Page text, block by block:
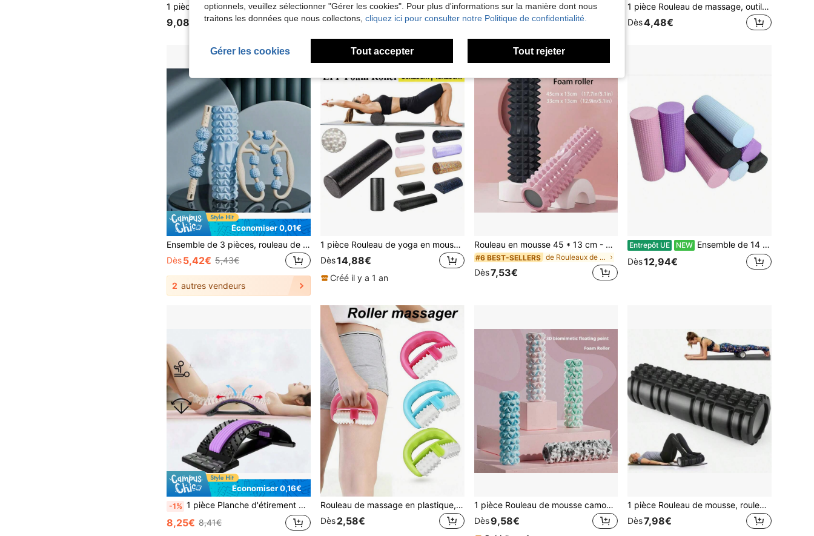
1 pièce Rouleau de mousse de yoga, rouleau de massage de yoga, rouleau de mousse polyvalent pour la relaxation musculaire et l'amincissement des jambes pour les débutants, rouleau de mousse unicolore en plusieurs couleurs, convenant aux débutants, unisexe, gym, rouleau de relaxation, cylindrique, rouleau de Pilates texturé hexagonal pour le yoga et le Pilates
9,08€
-4% 1 pièce Rouleau de mousse unicolore, bâton de massage de yoga, rouleau de mousse rond, étirement des jambes, entraînement à l'équilibre, matériau EVA, mousse dense et douce, demi-rouleau de camouflage, barre d'équilibre, design à points de diamant, rouleau de mousse de fitness, bâton de Pilates, bâton de yoga unicolore pour la relaxation musculaire
Dès9,11€ 9,52€
-3% 1 pièce Nouveau rouleau de yoga manuel, rouleau amincissant pour les jambes, masseur pour les pieds et le cou, bâton de massage flexible universel à 3 rangées, rouleau de yoga à pointes, rouleau d'entraînement musculaire et de relaxation, axe de rouleau
6,27€ 6,47€
1 pièce Rouleau de massage, outil de relaxation musculaire, bâton de massage pour amincir les jambes, 4 roues, étirement de yoga
Dès4,48€
Économiser 0,01€
Ensemble de 3 pièces, rouleau de mousse EVA et balle de massage à main - kit de relaxation musculaire pour le yoga, conception creuse, ensemble de rouleaux de fitness, colonne de yoga en mousse, rouleau de fitness, rouleau de yoga, équipement de massage, rouleau de massage de fitness, rouleau EVA creux à picots, rouleau de mousse de fitness, équipement de fascia pour l'amincissement des jambes au yoga, équipement de perte de poids
Dès5,42€ 5,43€
2 autres vendeurs
1 pièce Rouleau de yoga en mousse unicolore de 30/45 cm, équipement de fitness portable pour la maison pour l'exercice du corps, le massage et la relaxation des muscles des jambes/bras/dos, outil d'entraînement de gym
Dès14,88€
Créé il y a 1 an
Rouleau en mousse 45 * 13 cm - Rouleau de massage en profondeur des tissus musculaires et appareil d'étirement, libération des points de déclenchement de l'intensité et du fascia
#6 BEST-SELLERS de Rouleaux de yoga
Dès7,53€
Entrepôt UE NEW Ensemble de 14 pièces Pilates Circle Fitness, ceinture d'étirement, anneau d'étirement, tireur, yoga, exercice, fitness, recommandé
Dès12,94€
Économiser 0,16€
-1% 1 pièce Planche d'étirement de soutien pour soulager le dos en yoga, convient pour le massage du dos sur le lit, la chaise et le véhicule, étireur de soutien lombaire multi-niveaux
8,25€ 8,41€
Rouleau de massage en plastique, rouleau de massage à une main pour la réduction de la cellulite, convient pour le gym et le massage corporel à la maison, aide à réduire rapidement la cellulite et à raffermir le corps
Dès2,58€
1 pièce Rouleau de mousse camouflage 30*8cm/45*12cm, massage musculaire, exercice de gym et de yoga, relaxation musculaire, rouleau, sports de plein air, pilates à la maison, outil de massage creux
Dès9,58€
1 pièce Rouleau de mousse, rouleau de massage Yoga Pilates EVA creux, rouleau de relaxation musculaire pour le yoga et la fitness
Dès7,98€
optionnels, veuillez sélectionner "Gérer les cookies". Pour plus d'informations sur la manière dont nous
traitons les données que nous collectons, cliquez ici pour consulter notre Politique de confidentialité.
Gérer les cookies Tout accepter Tout rejeter